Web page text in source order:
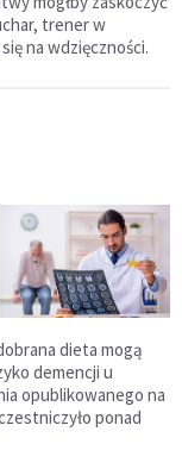
trener w
na wdzięczności.
dieta mogą
demencji u
opublikowanego na
ponad